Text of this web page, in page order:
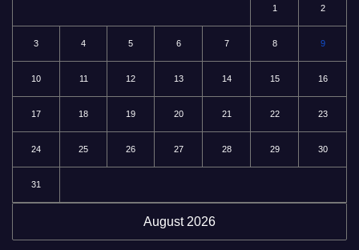
August 2026
1 2
3 4 5 6 7 8 9
10 11 12 13 14 15 16
17 18 19 20 21 22 23
24 25 26 27 28 29 30
31